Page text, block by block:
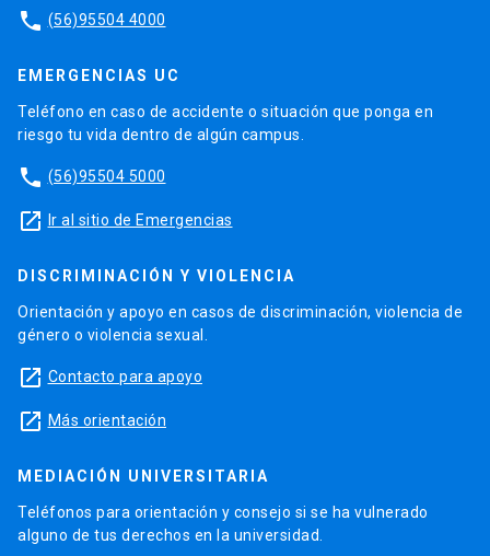
phone (56)95504 4000
EMERGENCIAS UC
Teléfono en caso de accidente o situación que ponga en
riesgo tu vida dentro de algún campus.
phone (56)95504 5000
launch Ir al sitio de Emergencias
DISCRIMINACIÓN Y VIOLENCIA
Orientación y apoyo en casos de discriminación, violencia de
género o violencia sexual.
launch Contacto para apoyo
launch Más orientación
MEDIACIÓN UNIVERSITARIA
Teléfonos para orientación y consejo si se ha vulnerado
alguno de tus derechos en la universidad.